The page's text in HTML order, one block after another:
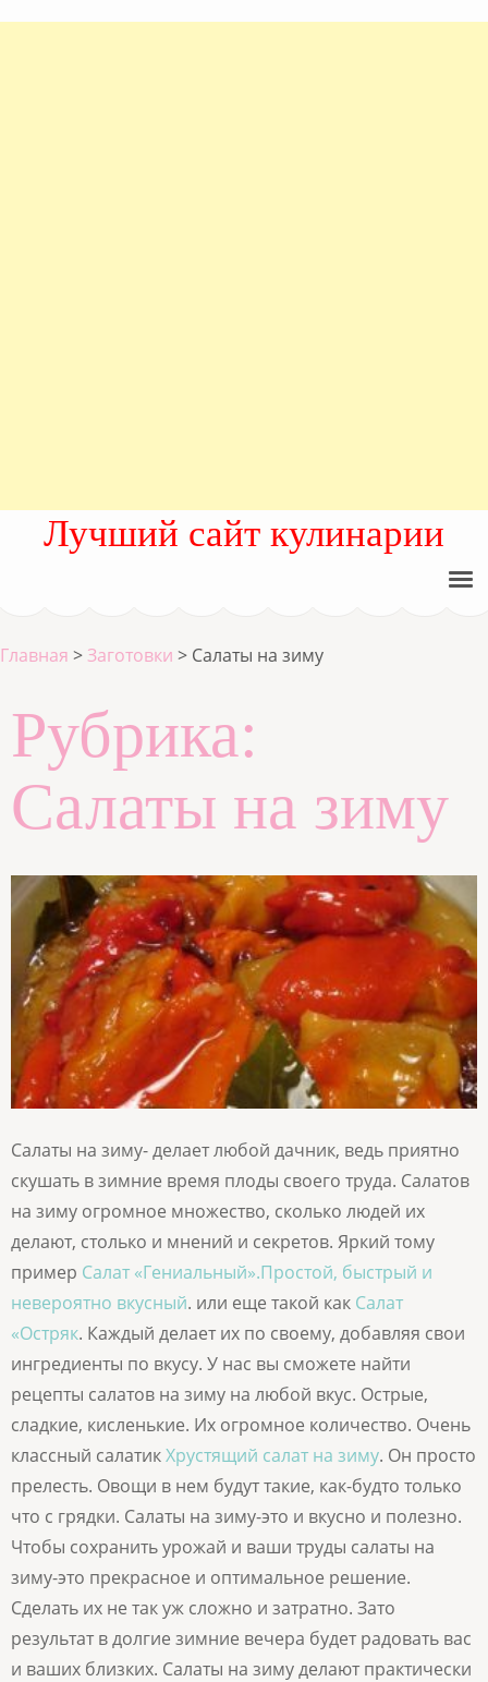
Лучший сайт кулинарии
Главная >Заготовки > Салаты на зиму
Рубрика:
Салаты на зиму
Салаты на зиму- делает любой дачник, ведь приятно
скушать в зимние время плоды своего труда. Салатов
на зиму огромное множество, сколько людей их
делают, столько и мнений и секретов. Яркий тому
пример Салат «Гениальный».Простой, быстрый и
невероятно вкусный. или еще такой как Салат
«Остряк. Каждый делает их по своему, добавляя свои
ингредиенты по вкусу. У нас вы сможете найти
рецепты салатов на зиму на любой вкус. Острые,
сладкие, кисленькие. Их огромное количество. Очень
классный салатикХрустящий салат на зиму. Он просто
прелесть. Овощи в нем будут такие, как-будто только
что с грядки. Салаты на зиму-это и вкусно и полезно.
Чтобы сохранить урожай и ваши труды салаты на
зиму-это прекрасное и оптимальное решение.
Сделать их не так уж сложно и затратно. Зато
результат в долгие зимние вечера будет радовать вас
и ваших близких. Салаты на зиму делают практически